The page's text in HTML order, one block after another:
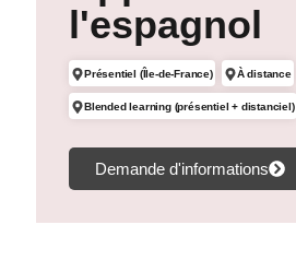
l'espagnol
Présentiel (Île-de-France) À distance
Blended learning (présentiel + distanciel)
Demande d'informations